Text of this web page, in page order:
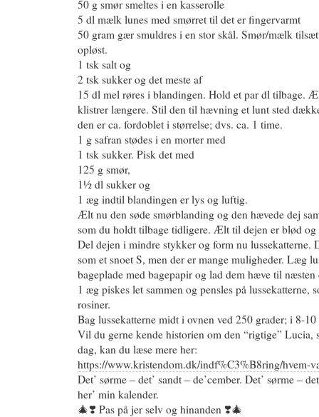
50 g smør smeltes i en kasserolle
5 dl mælk lunes med smørret til det er fingervarmt
50 gram gær smuldres i en stor skål. Smør/mælk
opløst.
1 tsk salt og
2 tsk sukker og det meste af
15 dl mel røres i blandingen. Hold et par dl tilbage.
klistrer længere. Stil den til hævning et lunt sted
den er ca. fordoblet i størrelse; dvs. ca. 1 time.
1 g safran stødes i en morter med
1 tsk sukker. Pisk det med
125 g smør,
1½ dl sukker og
1 æg indtil blandingen er lys og luftig.
Ælt nu den søde smørblanding og den hævede dej
som du holdt tilbage tidligere. Ælt til dejen er blød og
Del dejen i mindre stykker og form nu lussekatterne.
som et snoet S, men der er mange muligheder. Læg
bageplade med bagepapir og lad dem hæve til næsten
1 æg piskes let sammen og pensles på lussekatterne,
rosiner.
Bag lussekatterne midt i ovnen ved 250 grader; i 8-
Vil du gerne kende historien om den “rigtige” Lucia,
dag, kan du læse mere her:
https://www.kristendom.dk/indf%C3%B8ring/hvem-
Det’ sørme – det’ sandt – de’cember. Det’ sørme –
her’ min kalender.
🎄❣️ Pas på jer selv og hinanden ❣️🎄